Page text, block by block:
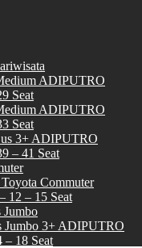
ADIPUTRO
Seat
ADIPUTRO
Seat
3+ ADIPUTRO
– 41 Seat
Toyota Commuter
12 – 15 Seat
Jumbo
Jumbo 3+ ADIPUTRO
– 18 Seat